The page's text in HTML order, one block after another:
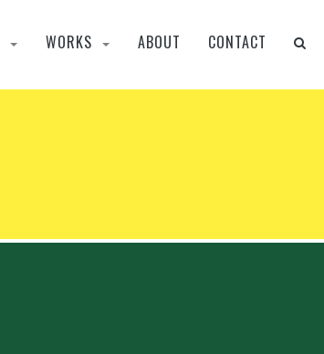
WORKS ABOUT CONTACT